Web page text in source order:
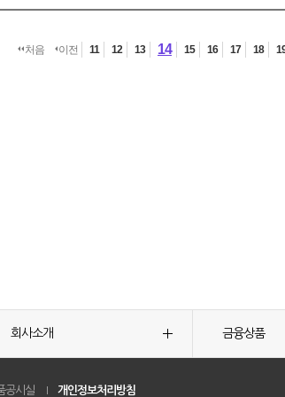
처음 이전 11 12 13 14 15 16 17 18
회사소개 금융상품
공시실 개인정보처리방침